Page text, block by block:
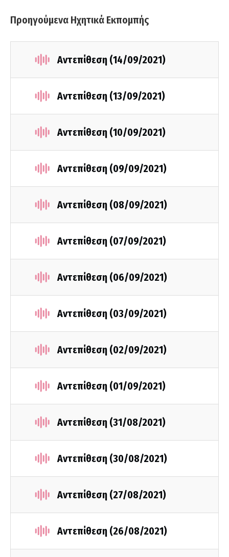
Προηγούμενα Ηχητικά Εκπομπής
Αντεπίθεση (14/09/2021)
Αντεπίθεση (13/09/2021)
Αντεπίθεση (10/09/2021)
Αντεπίθεση (09/09/2021)
Αντεπίθεση (08/09/2021)
Αντεπίθεση (07/09/2021)
Αντεπίθεση (06/09/2021)
Αντεπίθεση (03/09/2021)
Αντεπίθεση (02/09/2021)
Αντεπίθεση (01/09/2021)
Αντεπίθεση (31/08/2021)
Αντεπίθεση (30/08/2021)
Αντεπίθεση (27/08/2021)
Αντεπίθεση (26/08/2021)